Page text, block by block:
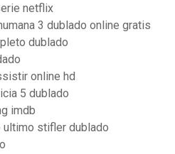
netflix
3 dublado online gratis
dublado
online hd
5 dublado
imdb
ultimo stifler dublado